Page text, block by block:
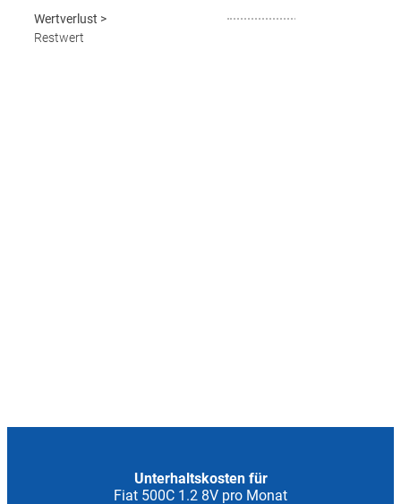
Wertverlust >
Restwert
Unterhaltskosten für
Fiat 500C 1.2 8V pro Monat